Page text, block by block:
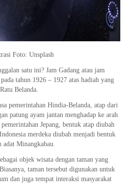
Foto: Unsplash
satu ini? Jam Gadang atau jam
tahun 1926 – 1927 atas hadiah yang
Belanda.
pemerintahan Hindia-Belanda, atap dari
patung ayam jantan menghadap ke arah
Jepang, bentuk atap diubah
merdeka diubah menjadi bentuk
adat Minangkabau.
objek wisata dengan taman yang
taman tersebut digunakan untuk
dan juga tempat interaksi masyarakat